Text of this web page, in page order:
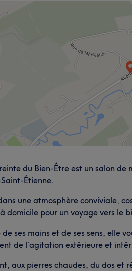
du Bien-Être est un salon de
Étienne.
une atmosphère conviviale,
domicile pour un voyage vers le
de ses mains et de ses sens, elle
de l’agitation extérieure et
aux pierres chaudes, du dos et